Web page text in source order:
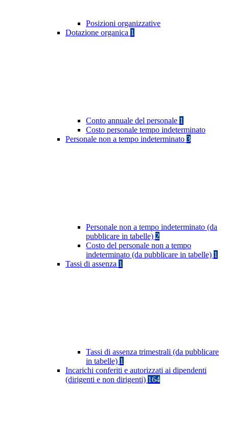
Posizioni organizzative
Dotazione organica 1
Conto annuale del personale 1
Costo personale tempo indeterminato
Personale non a tempo indeterminato 3
Personale non a tempo indeterminato (da
pubblicare in tabelle) 2
Costo del personale non a tempo
indeterminato (da pubblicare in tabelle) 1
Tassi di assenza 1
Tassi di assenza trimestrali (da pubblicare
in tabelle) 1
Incarichi conferiti e autorizzati ai dipendenti
(dirigenti e non dirigenti) 164